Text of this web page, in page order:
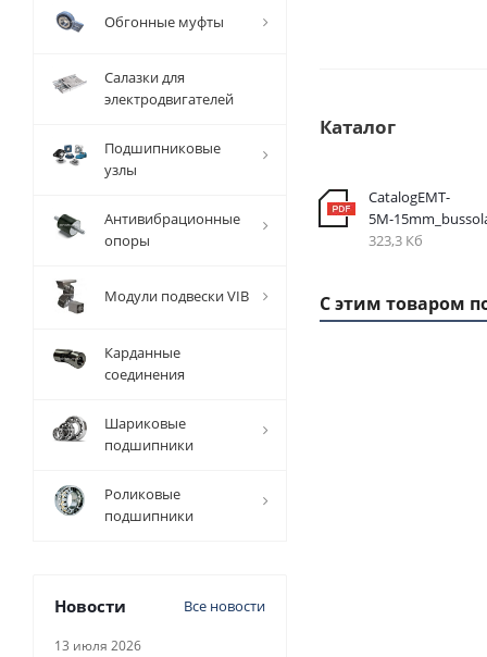
Каталог
CatalogEMT-
5М-
323,3 Кб
С этим товаром
Обгонные муфты
Салазки для
электродвигателей
Подшипниковые
узлы
Антивибрационные
опоры
Модули подвески VIB
Карданные
соединения
Шариковые
подшипники
Роликовые
подшипники
Новости Все новости
13 июля 2026